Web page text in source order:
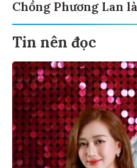
Chồng Phương Lan
Tin nên đọc